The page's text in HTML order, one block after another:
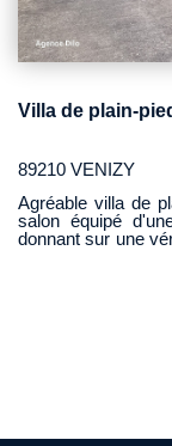
Villa de plain-
89210 VENIZY
Agréable villa de
salon équipé
donnant sur une